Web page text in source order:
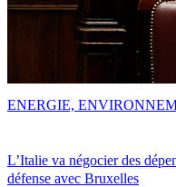
L’Italie va négocier des
défense avec Bruxelles
ENERGIE,